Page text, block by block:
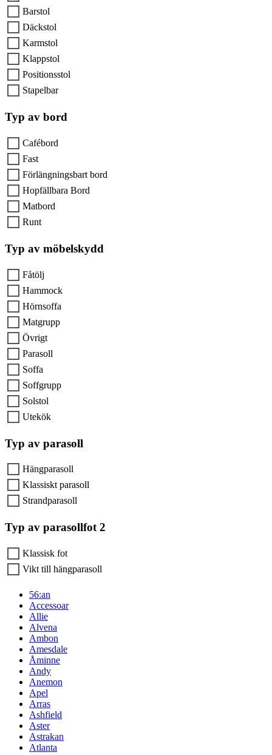
Barstol
Däckstol
Karmstol
Klappstol
Positionsstol
Stapelbar
Typ av bord
Cafébord
Fast
Förlängningsbart bord
Hopfällbara Bord
Matbord
Runt
Typ av möbelskydd
Fåtölj
Hammock
Hörnsoffa
Matgrupp
Övrigt
Parasoll
Soffa
Soffgrupp
Solstol
Utekök
Typ av parasoll
Hängparasoll
Klassiskt parasoll
Strandparasoll
Typ av parasollfot 2
Klassisk fot
Vikt till hängparasoll
56:an
Accessoar
Allie
Alvena
Ambon
Amesdale
Åminne
Andy
Anemon
Apel
Arras
Ashfield
Aster
Astrakan
Atlanta